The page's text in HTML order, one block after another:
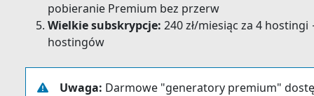
pobieranie Premium bez przerw
Wielkie subskrypcje: 240 zł/miesiąc za 4
hostingów
Uwaga: Darmowe "generatory premium"